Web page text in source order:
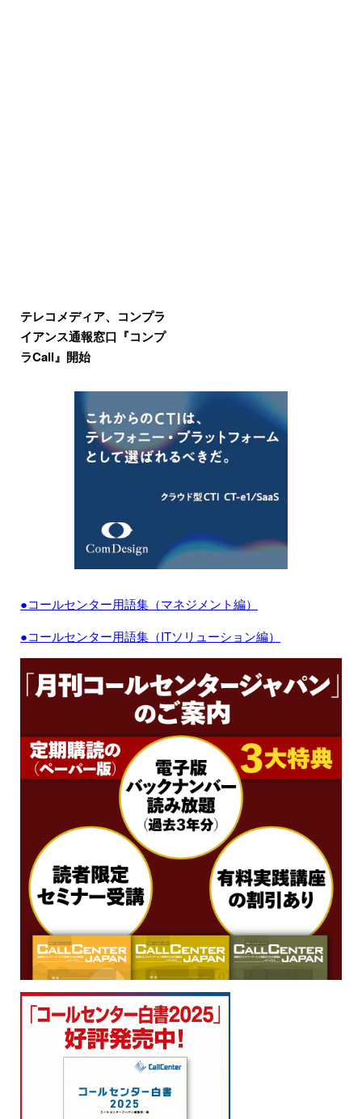
テレコメディア、コンプラ
イアンス通報窓口『コンプ
ラCall』開始
●コールセンター用語集（マネジメント編）
●コールセンター用語集（ITソリューション編）